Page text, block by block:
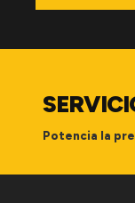
Potencia la